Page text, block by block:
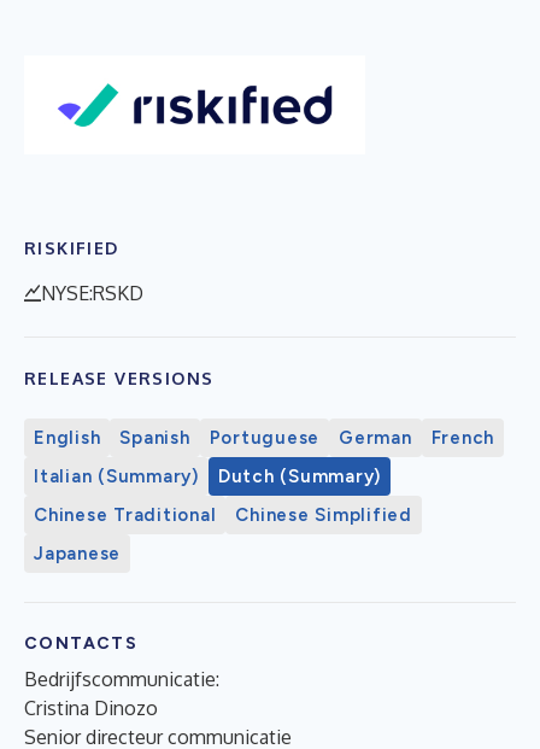
RISKIFIED
NYSE:RSKD
RELEASE VERSIONS
English Spanish Portuguese German
French
Italian (Summary)
Dutch (Summary)
Chinese Traditional
Chinese Simplified
Japanese
CONTACTS
Bedrijfscommunicatie:
Cristina Dinozo
Senior directeur communicatie